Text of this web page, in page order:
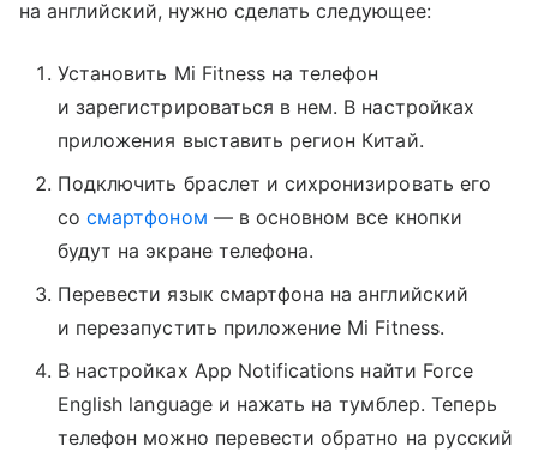
на английский, нужно сделать следующее:
Установить Mi Fitness на телефон
и зарегистрироваться в нем. В настройках
приложения выставить регион Китай.
Подключить браслет и сихронизировать его
сосмартфоном — в основном все кнопки
будут на экране телефона.
Перевести язык смартфона на английский
и перезапустить приложение Mi Fitness.
В настройках App Notifications найти Force
English language и нажать на тумблер. Теперь
телефон можно перевести обратно на русский